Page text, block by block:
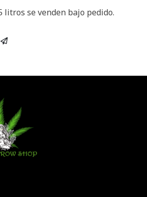
litros se venden bajo pedido.